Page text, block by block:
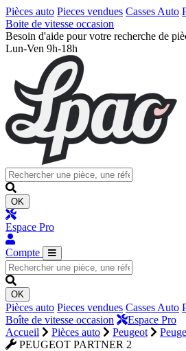
Pièces auto Pieces vendues Casses Auto
Boite de vitesse occasion
Besoin d'aide pour votre recherche de
Lun-Ven 9h-18h
OK
Espace Pro
Compte
OK
Pièces auto Pieces vendues Casses Auto
Boîte de vitesse occasion
Espace Pro
Accueil
Pièces auto Peugeot
PEUGEOT PARTNER 2